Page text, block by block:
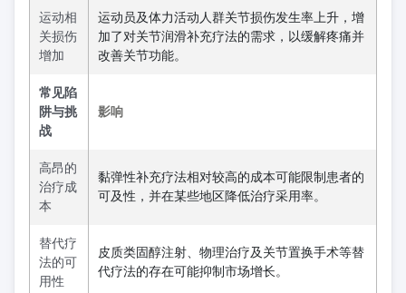
运动相
关损伤
增加
运动员及体力活动人群关节损伤发生率上升，增
加了对关节润滑补充疗法的需求，以缓解疼痛并
改善关节功能。
常见陷
阱与挑
战
影响
高昂的
治疗成
本
黏弹性补充疗法相对较高的成本可能限制患者的
可及性，并在某些地区降低治疗采用率。
替代疗
法的可
用性
皮质类固醇注射、物理治疗及关节置换手术等替
代疗法的存在可能抑制市场增长。